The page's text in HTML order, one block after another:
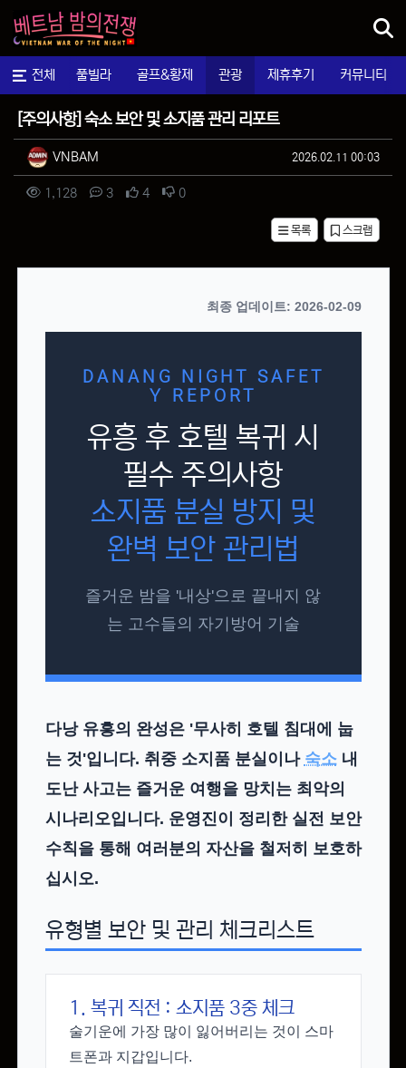
전체 메뉴
마사지 풀빌라 골프&황제 관광 제휴후기 커뮤니티
팁&정보
[주의사항] 숙소 보안 및 소지품 관리 리포트
작성자 정보
VNBAM 작성일
2026.02.11 00:03
컨텐츠 정보
1,128조회 3댓글 4추천 0비추천
목록 스크랩
최종 업데이트: 2026-02-09
DANANG NIGHT SAFET
Y REPORT
유흥 후 호텔 복귀 시
필수 주의사항
소지품 분실 방지 및
완벽 보안 관리법
즐거운 밤을 '내상'으로 끝내지 않
는 고수들의 자기방어 기술
다낭 유흥의 완성은 '무사히 호텔 침대에 눕
는 것'입니다. 취중 소지품 분실 이나 숙소내
도난 사고는 즐거운 여행을 망치는 최악의
시나리오입니다. 운영진이 정리한 실전 보안
수칙을 통해 여러분의 자산을 철저히 보호하
십시오.
유형별 보안 및 관리 체크리스트
1. 복귀 직전 : 소지품 3중 체크
술기운에 가장 많이 잃어버리는 것이 스마
트폰과 지갑입니다.